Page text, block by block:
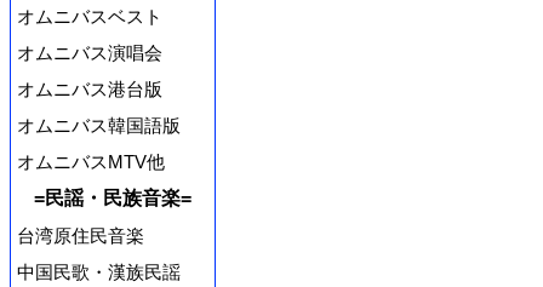
オムニバスベスト
オムニバス演唱会
オムニバス港台版
オムニバス韓国語版
オムニバスMTV他
=民謡・民族音楽=
台湾原住民音楽
中国民歌・漢族民謡